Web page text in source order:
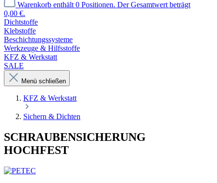
Warenkorb enthält 0 Positionen. Der Gesamtwert beträgt
0,00 €.
Dichtstoffe
Klebstoffe
Beschichtungssysteme
Werkzeuge & Hilfsstoffe
KFZ & Werkstatt
SALE
Menü schließen
KFZ & Werkstatt
Sichern & Dichten
SCHRAUBENSICHERUNG
HOCHFEST